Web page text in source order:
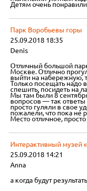
Детям очень
Парк Воробьевы горы
25.09.2018 18:35
Denis
Отличный большой
Москве. Отлично
выйти на набережную,
Только посещать надо
спешить, посидеть на
Мы там были 8
вопросов — так
просто гуляли в свое
пожалели, что пока не
Место отличное,
Интерактивный музей
25.09.2018 14:21
Anna
а когда будут